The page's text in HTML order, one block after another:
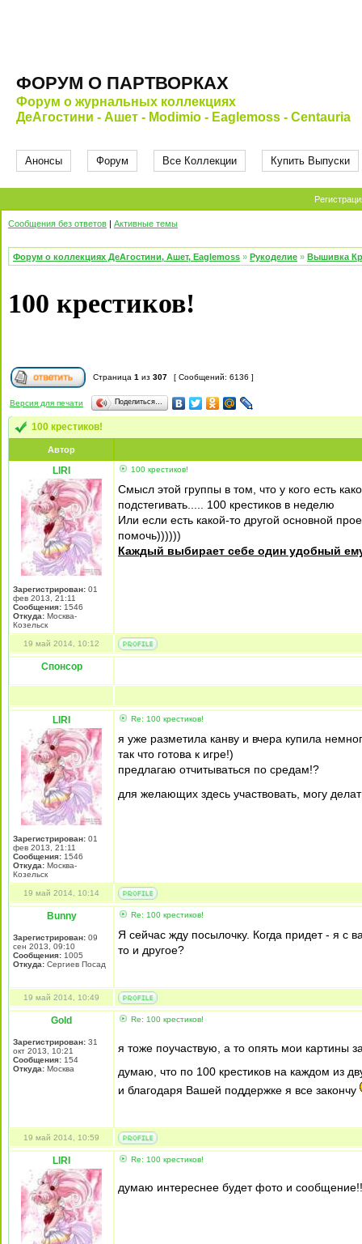
ФОРУМ О ПАРТВОРКАХ
Форум о журнальных коллекциях
ДеАгостини - Ашет - Modimio - Eaglemoss - Centauria
Анонсы Форум Все Коллекции Купить Выпуски
Сообщения без ответов | Активные темы
Форум о коллекциях ДеАгостини, Ашет, Eaglemoss » Рукоделие » Вышивка
100 крестиков!
Страница 1 из 307 [ Сообщений: 6136 ]
Версия для печати Поделиться…
100 крестиков!
Автор
LIRI
Зарегистрирован: 01
фев 2013, 21:11
Сообщения: 1546
Откуда: Москва-
Козельск
100 крестиков!
Смысл этой группы в том, что у кого есть
подстегивать..... 100 крестиков в неделю
Или если есть какой-то другой основной
помочь))))))
Каждый выбирает себе один удобный
19 май 2014, 10:12
Спонсор
LIRI
Зарегистрирован: 01
фев 2013, 21:11
Сообщения: 1546
Откуда: Москва-
Козельск
Re: 100 крестиков!
я уже разметила канву и вчера купила
так что готова к игре!)
предлагаю отчитываться по средам!?
для желающих здесь участвовать, могу
19 май 2014, 10:14
Bunny
Зарегистрирован: 09
сен 2013, 09:10
Сообщения: 1005
Откуда: Сергиев Посад
Re: 100 крестиков!
Я сейчас жду посылочку. Когда придет - я с
то и другое?
19 май 2014, 10:49
Gold
Зарегистрирован: 31
окт 2013, 10:21
Сообщения: 154
Откуда: Москва
Re: 100 крестиков!
я тоже поучаствую, а то опять мои картины
думаю, что по 100 крестиков на каждом из
и благодаря Вашей поддержке я все закончу
19 май 2014, 10:59
LIRI Re: 100 крестиков!
думаю интереснее будет фото и